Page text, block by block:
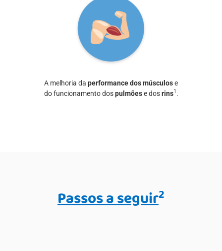
A melhoria da performance dos músculose
do funcionamento dospulmõese dosrins1 .
Passos a seguir2